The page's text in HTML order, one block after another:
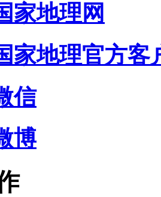
家地理网
家地理官方客
信
博